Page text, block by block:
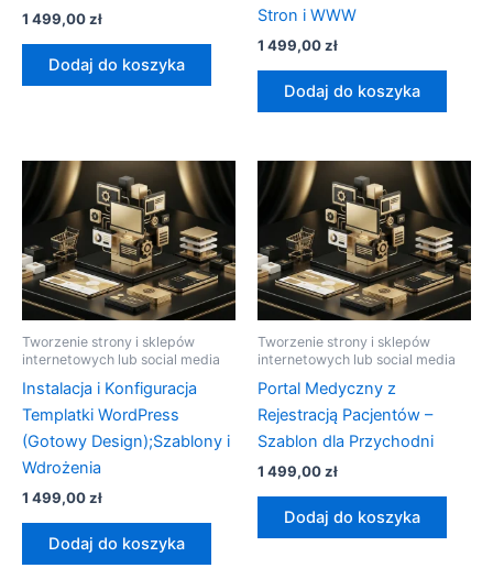
1 499,00zł
Dodaj do koszyka
Stron i WWW
1 499,00zł
Dodaj do koszyka
Tworzenie strony i sklepów
internetowych lub social media
Instalacja i Konfiguracja
Templatki WordPress
(Gotowy Design);Szablony i
Wdrożenia
1 499,00zł
Dodaj do koszyka
Tworzenie strony i sklepów
internetowych lub social media
Portal Medyczny z
Rejestracją Pacjentów –
Szablon dla Przychodni
1 499,00zł
Dodaj do koszyka